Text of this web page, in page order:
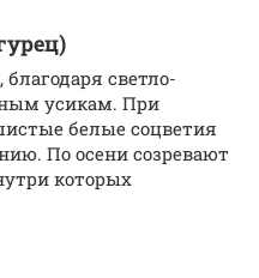
светло-
усикам. При
белые соцветия
По осени созревают
которых